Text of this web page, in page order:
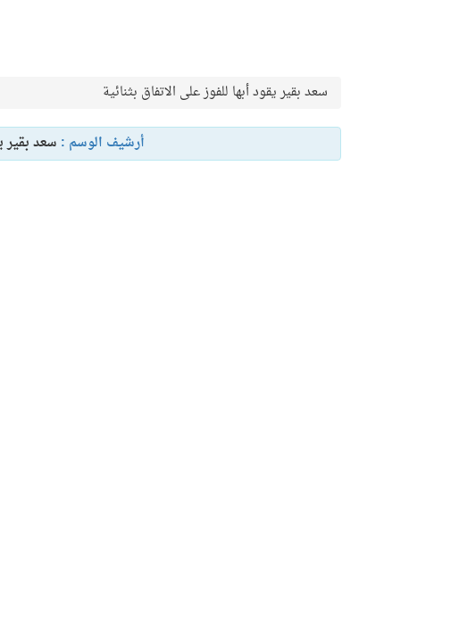
سعد بقير يقود أبها للفوز على الاتفاق بثنائية
أرشيف الوسم : سعد بقير